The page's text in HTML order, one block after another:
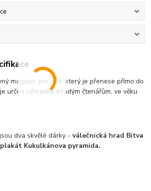
magazín pro děti, který je přenese přímo do
určen výhradně mladým čtenářům, ve věku
dva skvělé dárky - válečnická hrad Bitva
Kukulkánova pyramida.